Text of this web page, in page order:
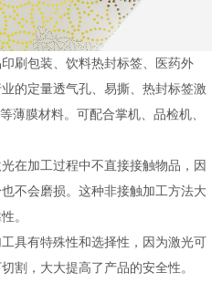
刷包装、饮料热封标签、医药外
的定量透气孔、易撕、热封标签激
薄膜材料。可配合掌机、品检机、
在加工过程中不直接接触物品，因
不会磨损。这种非接触加工方法大
。
具有特殊性和选择性，因为激光可
割，大大提高了产品的安全性。